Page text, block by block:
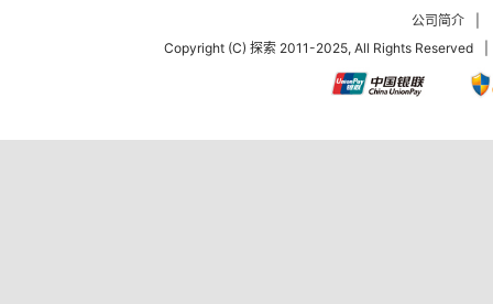
公司简介
Copyright (C) 探索 2011-2025, All Rights Reserved